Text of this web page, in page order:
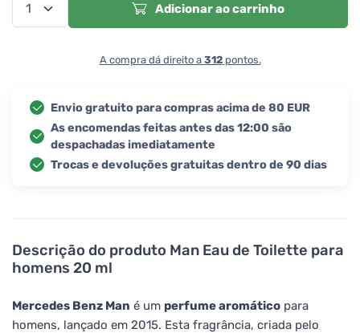
Descrição do produto Man Eau de Toilette para
homens 20 ml
Mercedes Benz Man é um perfume aromático para
homens, lançado em 2015. Esta fragrância, criada pelo
Adicionar ao carrinho
A compra dá direito a 312pontos.
Envio gratuito para compras acima de 80 EUR
As encomendas feitas antes das 12:00 são
despachadas imediatamente
Trocas e devoluções gratuitas dentro de 90 dias